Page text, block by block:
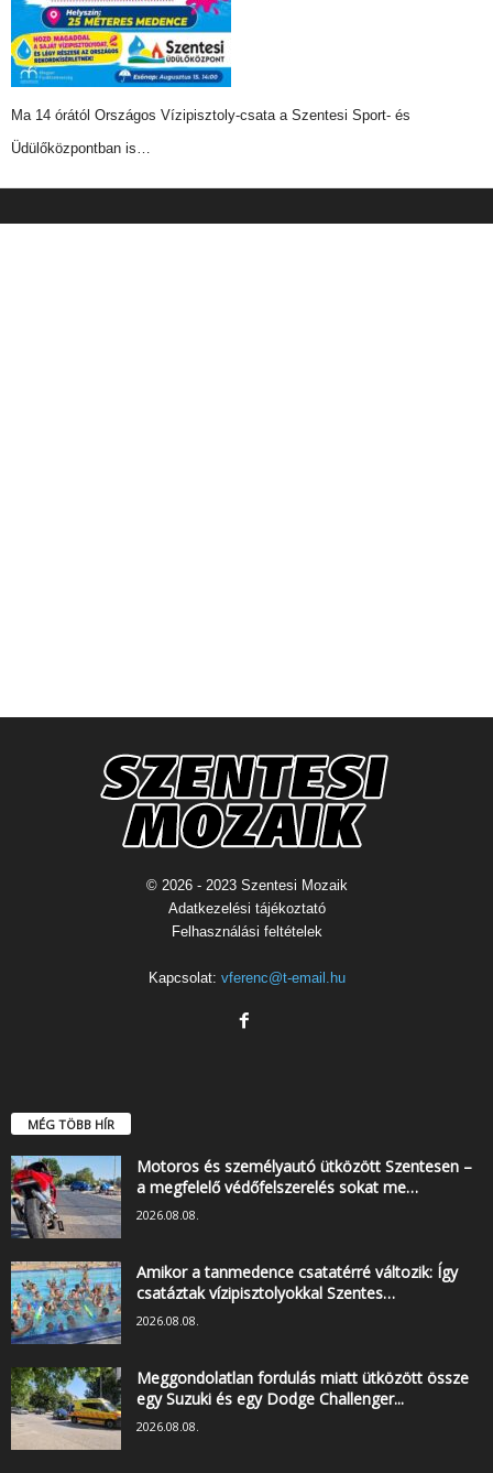
Ma 14 órától Országos Vízipisztoly-csata a Szentesi Sport- és
Üdülőközpontban is…
© 2026 - 2023 Szentesi Mozaik
Adatkezelési tájékoztató
Felhasználási feltételek
Kapcsolat: vferenc@t-email.hu
MÉG TÖBB HÍR
Motoros és személyautó ütközött Szentesen –
a megfelelő védőfelszerelés sokat me…
2026.08.08.
Amikor a tanmedence csatatérré változik: Így
csatáztak vízipisztolyokkal Szentes…
2026.08.08.
Meggondolatlan fordulás miatt ütközött össze
egy Suzuki és egy Dodge Challenger...
2026.08.08.